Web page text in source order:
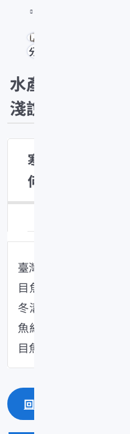
分享
水產知識
淺說
寒流侵襲時造成
何？
臺灣於寒流過境時，
目魚屬熱帶性種類，
冬溝、柵等），否則
魚紅斑病之細菌，在
目魚大量死亡。
回上一頁